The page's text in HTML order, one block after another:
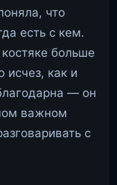
что
есть с кем.
больше
исчез, как и
— он
важном
с